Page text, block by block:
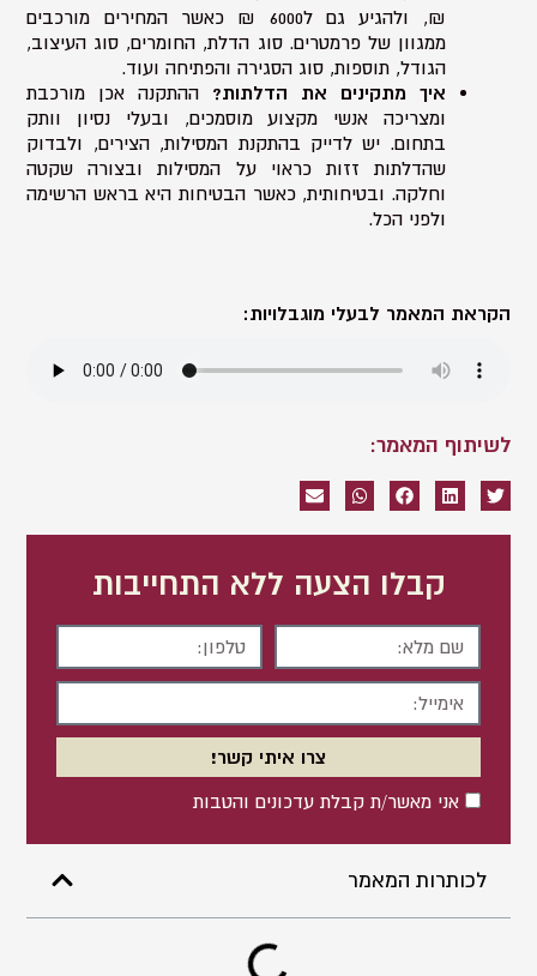
₪, ולהגיע גם ל6000 ₪ כאשר המחירים מורכבים
ממגוון של פרמטרים. סוג הדלת, החומרים, סוג העיצוב,
הגודל, תוספות, סוג הסגירה והפתיחה ועוד.
איך מתקינים את הדלתות? ההתקנה אכן מורכבת
ומצריכה אנשי מקצוע מוסמכים, ובעלי נסיון וותק
בתחום. יש לדייק בהתקנת המסילות, הצירים, ולבדוק
שהדלתות זזות כראוי על המסילות ובצורה שקטה
וחלקה. ובטיחותית, כאשר הבטיחות היא בראש הרשימה
ולפני הכל.
הקראת המאמר לבעלי מוגבלויות:
לשיתוף המאמר:
קבלו הצעה ללא התחייבות
טלפון
אישוראני מאשר/ת קבלת עדכונים והטבות
צרו איתי קשר!
לכותרות המאמר